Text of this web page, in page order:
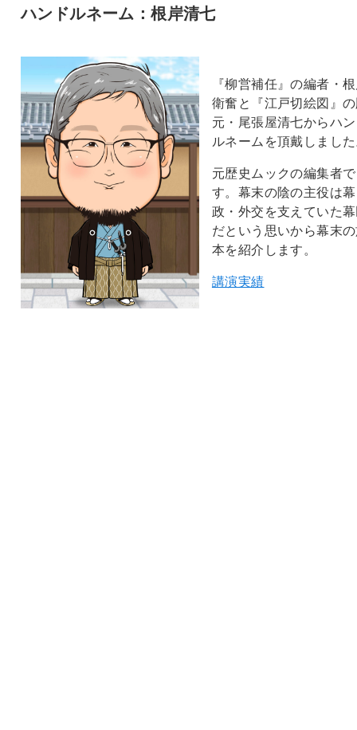
ハンドルネーム：根岸清七
『柳営補任』の編者・
衛奮と『江戸切絵図』
元・尾張屋清七からハ
ルネームを頂戴しまし
元歴史ムックの編集者で
す。幕末の陰の主役は幕
政・外交を支えていた
だという思いから幕末
本を紹介します。
講演実績